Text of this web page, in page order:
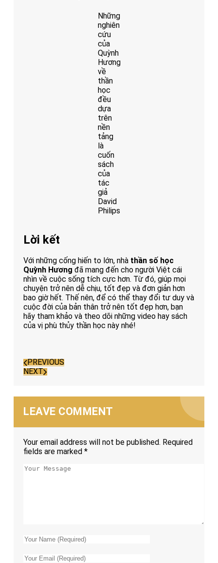
Những
nghiên
cứu
của
Quỳnh
Hương
về
thần
học
đều
dựa
trên
nền
tảng
là
cuốn
sách
của
tác
giả
David
Philips
Lời kết
Với những cống hiến to lớn, nhà thần số học
Quỳnh Hương đã mang đến cho người Việt cái
nhìn về cuộc sống tích cực hơn. Từ đó, giúp mọi
chuyện trở nên dễ chịu, tốt đẹp và đơn giản hơn
bao giờ hết. Thế nên, để có thể thay đổi tư duy và
cuộc đời của bản thân trở nên tốt đẹp hơn, bạn
hãy tham khảo và theo dõi những video hay sách
của vị phù thủy thần học này nhé!
PREVIOUS
NEXT
LEAVE COMMENT
Your email address will not be published. Required
fields are marked *